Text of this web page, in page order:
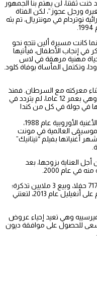
ثقتنا، لن يهتم بنا الجمهور
ورجل عجوز”، لكن الفتاة
نوتردام في مونتريال، تم بثه
كانت مسيرة ألين تتجه نحو
في إنجاب الأطفال، فيأتيها
مهنية مرهقة في لاس
وتكتمل المأساة بوفاة كلود.
زوجها أثناء معركته مع السرطان. فمنذ
عام 1981، عندما استمع “أنغيليل” إلى غنائها وهي بعمر 12 عاما، لم يتردد في
في جولة في كل من كندا
ليستمر نجمها في الارتفاع، وتفوز بمسابقة الأغنية الأوروبية عام 1988،
عام 1991، ثم جائزة الموسيقى العالمية في مونت
فازت إحدى أشهر أغنياتها بفيلم “تيتانيك”
التوقف عن الغناء عام 1998، من أجل العناية بزوجها، بعد
في عام 2000.
ثم ما لبثت أن توقفت مرة أخرى بعد تنظيم 717 حفلا، وبيع 3 ملايين تذكرة؛
على إثر التأكد من معاودة السرطان للهجوم على أنغيليل عام 2013، لتعتني
وهي تعيد إحياء عروض
للحصول على موافقة ديون